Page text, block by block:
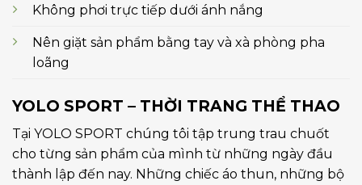
Không phơi trực tiếp dưới ánh nắng
Nên giặt sản phẩm bằng tay và xà phòng pha
loãng
YOLO SPORT – THỜI TRANG THỂ THAO
Tại YOLO SPORT chúng tôi tập trung trau chuốt
cho từng sản phẩm của mình từ những ngày đầu
thành lập đến nay. Những chiếc áo thun, những bộ